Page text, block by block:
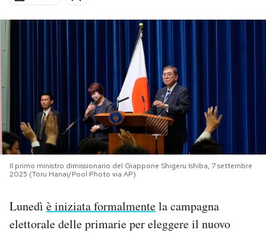
Cultura
PODCAST
NEWSLETTER
I MIEI PREFERITI
SHOP
Il primo ministro dimissionario del Giappone Shigeru Ishiba, 7 settembre
2025 (Toru Hanai/Pool Photo via AP)
Lunedì è iniziata formalmentela campagna
elettorale delle primarie per eleggere il nuovo